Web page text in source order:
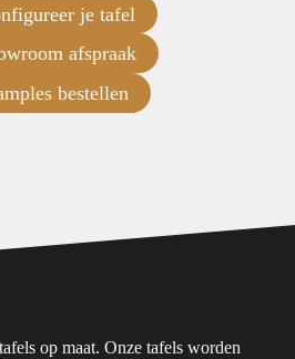
je tafel
afspraak
bestellen
op maat. Onze tafels worden